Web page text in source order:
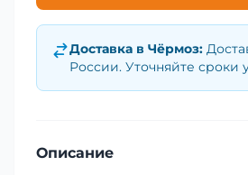
Доставка в Чёрмоз:
России. Уточняйте сроки
Описание